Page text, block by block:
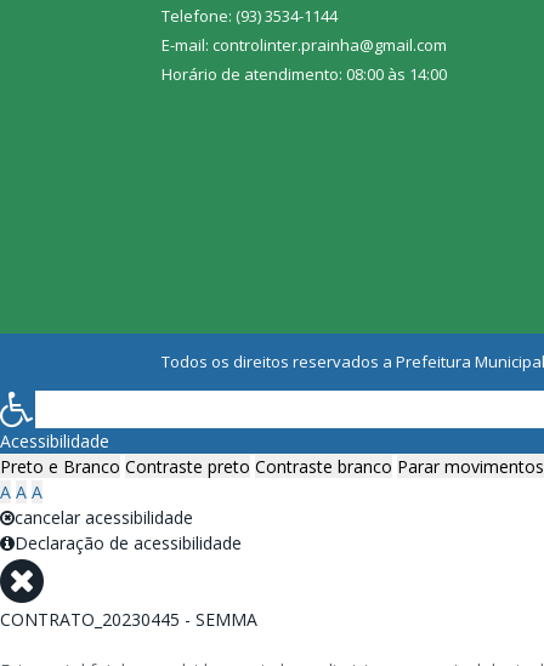
Telefone: (93) 3534-1144
E-mail: controlinter.prainha@gmail.com
Horário de atendimento: 08:00 às 14:00
Todos os direitos reservados a Prefeitura
Acessibilidade
Preto e Branco Contraste preto Contraste branco Parar movimentos
A A A
cancelar acessibilidade
Declaração de acessibilidade
CONTRATO_20230445 - SEMMA